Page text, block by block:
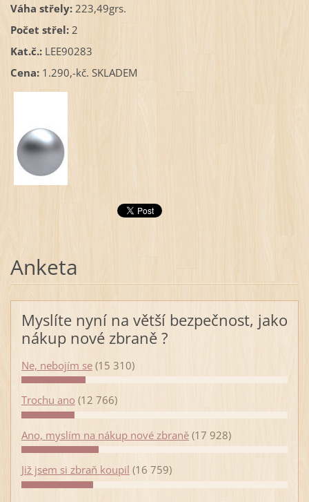
Váha střely:223,49grs.
Počet střel:2
Kat.č.:LEE90283
Cena:1.290,-kč. SKLADEM
Anketa
Myslíte nyní na větší bezpečnost, jako
nákup nové zbraně ?
Ne, nebojím se (15 310)
Trochu ano (12 766)
Ano, myslím na nákup nové zbraně (17 928)
Již jsem si zbraň koupil (16 759)